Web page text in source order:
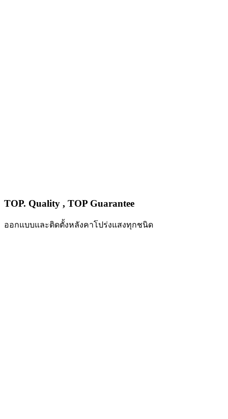
TOP. Quality , TOP Guarantee
ออกแบบและติดตั้งหลังคาโปร่งแสงทุกชนิด